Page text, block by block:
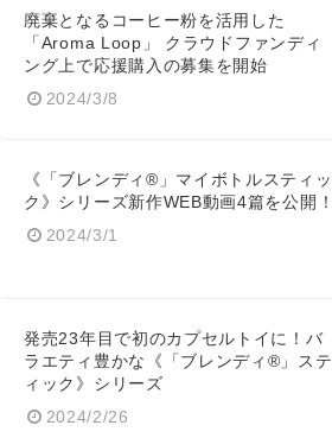
廃棄となるコーヒー粉を活用した
「Aroma Loop」 クラウドファンディ
ング上で応援購入の募集を開始
2024/3/8
《「ブレンディ®」マイボトルスティッ
ク》シリーズ新作WEB動画4篇を公開！
2024/3/1
発売23年目で初のカプセルトイに！バ
ラエティ豊かな《「ブレンディ®」ステ
ィック》シリーズ
2024/2/26
English